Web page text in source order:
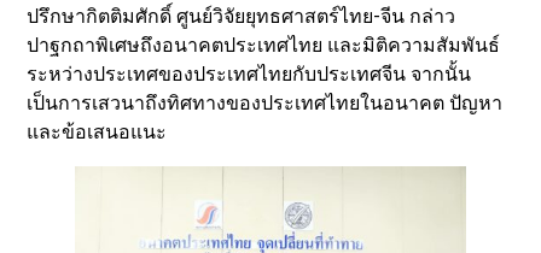
ปรึกษากิตติมศักดิ์ ศูนย์วิจัยยุทธศาสตร์ไทย-จีน กล่าว
ปาฐกถาพิเศษถึงอนาคตประเทศไทย และมิติความสัมพันธ์
ระหว่างประเทศของประเทศไทยกับประเทศจีน จากนั้น
เป็นการเสวนาถึงทิศทางของประเทศไทยในอนาคต ปัญหา
และข้อเสนอแนะ